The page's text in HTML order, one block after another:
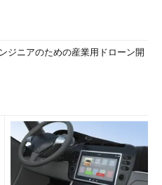
ジニアのための産業用ドローン開